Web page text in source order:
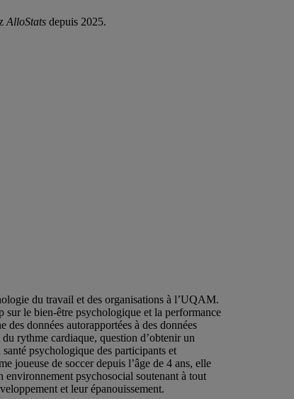
AlloStats depuis 2025.
du travail et des organisations à l’UQAM.
sur le bien-être psychologique et la performance
des données autorapportées à des données
rythme cardiaque, question d’obtenir un
psychologique des participants et
joueuse de soccer depuis l’âge de 4 ans, elle
psychosocial soutenant à tout
et leur épanouissement.